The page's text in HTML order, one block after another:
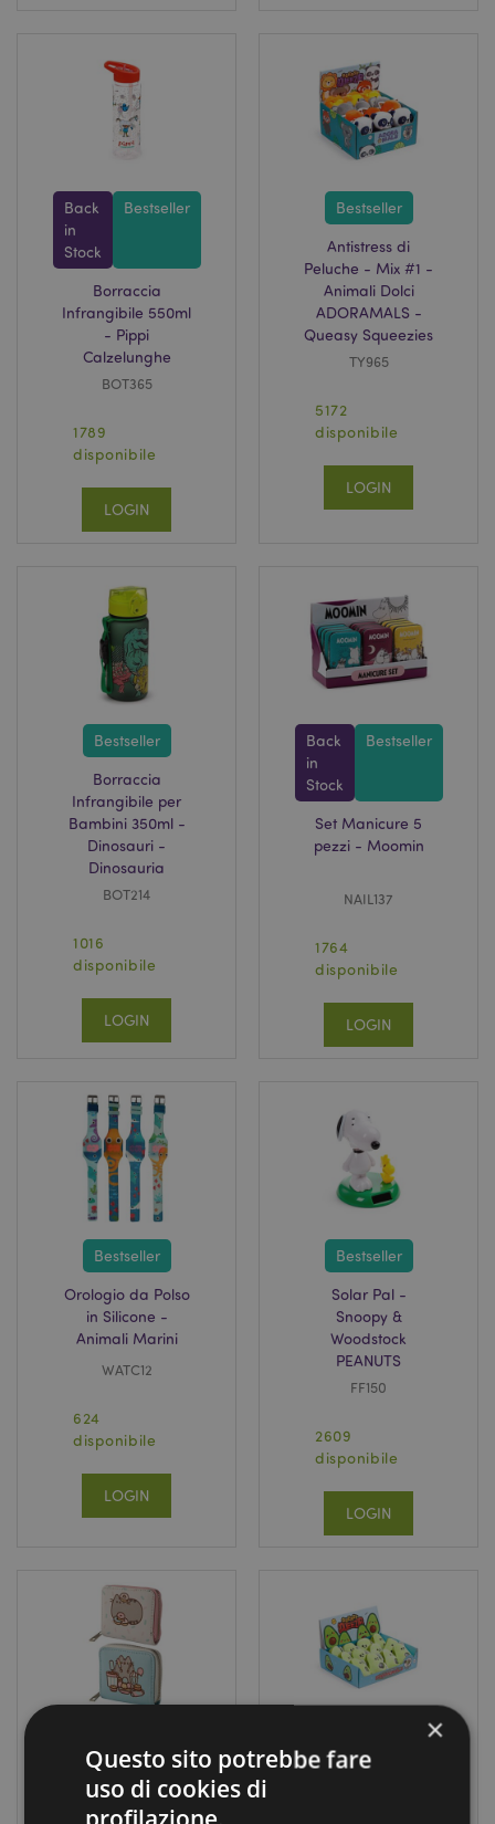
Back
in
Stock
Bestseller
Borraccia
Infrangibile 550ml
- Pippi
Calzelunghe
BOT365
1789
disponibile
LOGIN
Bestseller
Antistress di
Peluche - Mix #1 -
Animali Dolci
ADORAMALS -
Queasy Squeezies
TY965
5172
disponibile
LOGIN
Bestseller
Borraccia
Infrangibile per
Bambini 350ml -
Dinosauri -
Dinosauria
BOT214
1016
disponibile
LOGIN
Back
in
Stock
Bestseller
Set Manicure 5
pezzi - Moomin
NAIL137
1764
disponibile
LOGIN
Bestseller
Orologio da Polso
in Silicone -
Animali Marini
WATC12
624
disponibile
LOGIN
Bestseller
Solar Pal -
Snoopy &
Woodstock
PEANUTS
FF150
2609
disponibile
LOGIN
Portafoglio
×
Questo sito potrebbe fare
uso di cookies di